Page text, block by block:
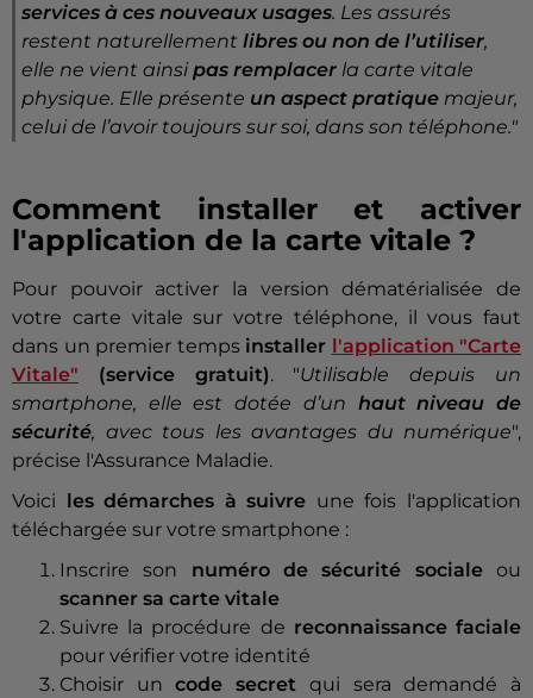
services à ces nouveaux usages. Les assurés
restent naturellement libres ou non de l’utiliser,
elle ne vient ainsi pas remplacer la carte vitale
physique. Elle présente un aspect pratique majeur,
celui de l’avoir toujours sur soi, dans son téléphone."
Comment installer et activer
l'application de la carte vitale ?
Pour pouvoir activer la version dématérialisée de
votre carte vitale sur votre téléphone, il vous faut
dans un premier temps installer l'application "Carte
Vitale" (service gratuit). "Utilisable depuis un
smartphone, elle est dotée d’un haut niveau de
sécurité, avec tous les avantages du numérique",
précise l'Assurance Maladie.
Voici
les démarches à suivre une fois l'application
téléchargée sur votre smartphone :
Inscrire son numéro de sécurité socialeou
scanner sa carte vitale
Suivre la procédure de reconnaissance faciale
pour vérifier votre identité
Choisir uncode secret qui sera demandé à